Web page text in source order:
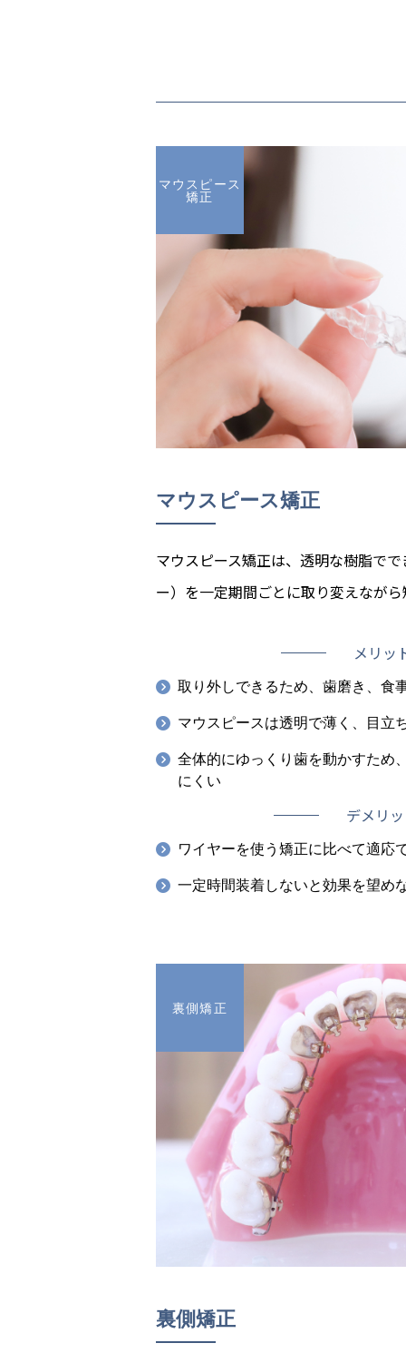
マウスピース
矯正
マウスピース矯正
マウスピース矯正は、透明な樹脂で
ー）を一定期間ごとに取り変えなが
メリッ
取り外しできるため、歯磨き、食
マウスピースは透明で薄く、目立
全体的にゆっくり歯を動かすため
にくい
デメリ
ワイヤーを使う矯正に比べて適応
一定時間装着しないと効果を望め
裏側矯正
裏側矯正